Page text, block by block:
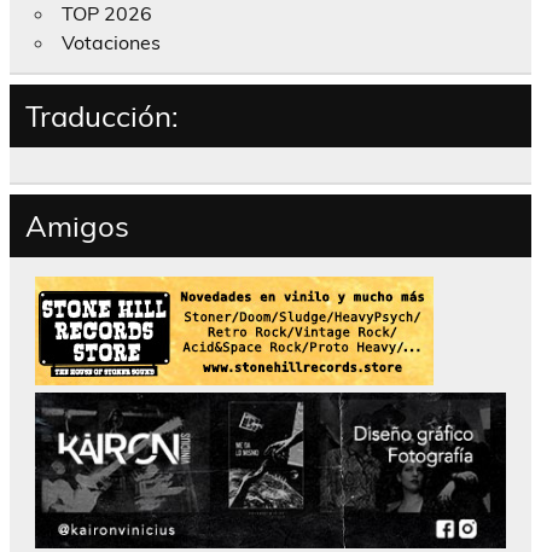
TOP 2026
Votaciones
Traducción:
Amigos